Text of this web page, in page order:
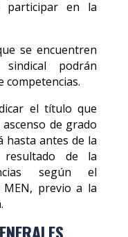
participar en la
se encuentren
podrán
competencias.
el título que
de grado
hasta antes de la
de la
según el
previo a la